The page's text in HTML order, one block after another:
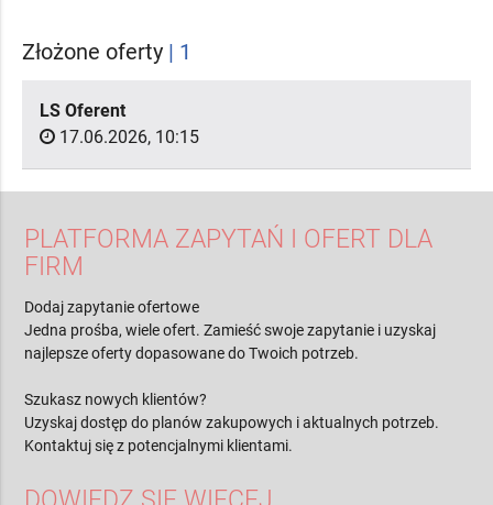
Złożone oferty | 1
LS Oferent
17.06.2026, 10:15
PLATFORMA ZAPYTAŃ I OFERT DLA
FIRM
Dodaj zapytanie ofertowe
Jedna prośba, wiele ofert. Zamieść swoje zapytanie i uzyskaj
najlepsze oferty dopasowane do Twoich potrzeb.
Szukasz nowych klientów?
Uzyskaj dostęp do planów zakupowych i aktualnych potrzeb.
Kontaktuj się z potencjalnymi klientami.